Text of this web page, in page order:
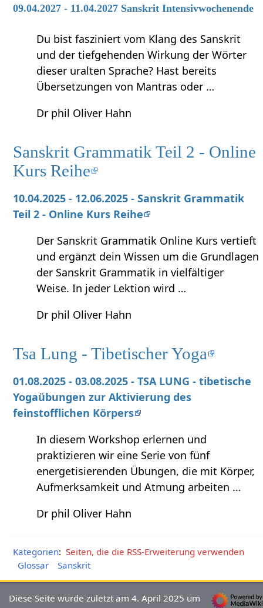
09.04.2027 - 11.04.2027 Sanskrit Intensivwochenende
Du bist fasziniert vom Klang des Sanskrit
und der tiefgehenden Wirkung der Wörter
dieser uralten Sprache? Hast bereits
Übersetzungen von Mantras oder …
Dr phil Oliver Hahn
Sanskrit Grammatik Teil 2 - Online
Kurs Reihe
10.04.2025 - 12.06.2025 - Sanskrit Grammatik
Teil 2 - Online Kurs Reihe
Der Sanskrit Grammatik Online Kurs vertieft
und ergänzt dein Wissen um die Grundlagen
der Sanskrit Grammatik in vielfältiger
Weise. In jeder Lektion wird …
Dr phil Oliver Hahn
Tsa Lung - Tibetischer Yoga
01.08.2025 - 03.08.2025 - TSA LUNG - tibetische
Yogaübungen zur Aktivierung des
feinstofflichen Körpers
In diesem Workshop erlernen und
praktizieren wir eine Serie von fünf
energetisierenden Übungen, die mit Körper,
Aufmerksamkeit und Atmung arbeiten …
Dr phil Oliver Hahn
Kategorien: Seiten, die die RSS-Erweiterung verwenden
Glossar
Sanskrit
Diese Seite wurde zuletzt am 4. April 2025 um